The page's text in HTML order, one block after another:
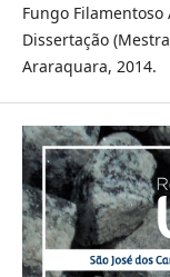
Fungo
Dissertação
Araraquara, 2014.